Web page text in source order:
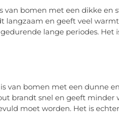
bomen met een dikke en
langzaam en geeft veel
lange periodes. Het
van bomen met een dunne
brandt snel en geeft minder
moet worden. Het is